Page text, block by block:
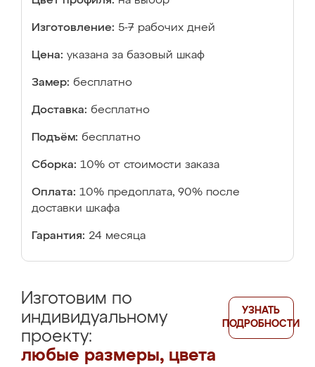
Изготовление: 5-7 рабочих дней
Цена: указана за базовый шкаф
Замер: бесплатно
Доставка: бесплатно
Подъём: бесплатно
Сборка: 10% от стоимости заказа
Оплата: 10% предоплата, 90% после
доставки шкафа
Гарантия: 24 месяца
Изготовим по
индивидуальному
проекту:
любые размеры, цвета
УЗНАТЬ
ПОДРОБНОСТИ